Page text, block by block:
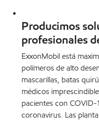
Producimos
profesionales
ExxonMobil está
polímeros de alto
mascarillas, batas
médicos
pacientes con
coronavirus. Las